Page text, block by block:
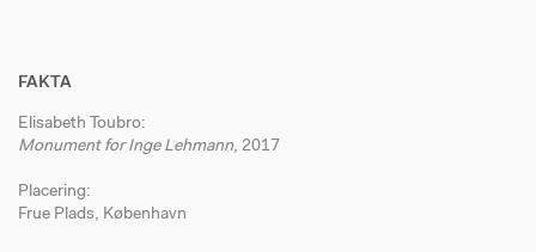
FAKTA
Elisabeth Toubro:
Monument for Inge Lehmann, 2017
Placering:
Frue Plads, København